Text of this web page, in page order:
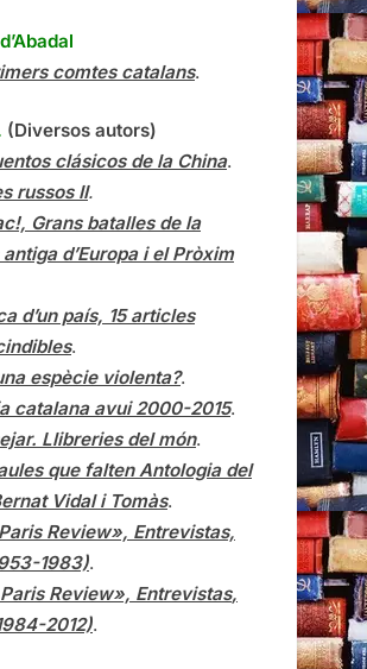
comtes catalans.
(Diversos autors)
clásicos de la China.
russos II.
Grans batalles de la
d’Europa i el Pròxim
d’un país, 15 articles
.
espècie violenta?.
catalana avui 2000-2015.
Llibreries del món.
que falten Antologia del
Vidal i Tomàs.
Review», Entrevistas,
1983).
Review», Entrevistas,
2012).